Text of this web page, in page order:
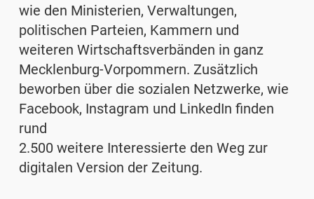
wie den Ministerien, Verwaltungen,
politischen Parteien, Kammern und
weiteren Wirtschaftsverbänden in ganz
Mecklenburg-Vorpommern. Zusätzlich
beworben über die sozialen Netzwerke, wie
Facebook, Instagram und LinkedIn finden
rund
2.500 weitere Interessierte den Weg zur
digitalen Version der Zeitung.